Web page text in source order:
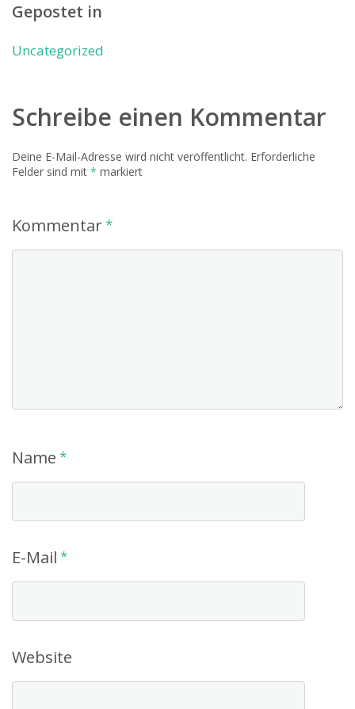
Gepostet in
Uncategorized
Schreibe einen Kommentar
Deine E-Mail-Adresse wird nicht veröffentlicht. Erforderliche
Felder sind mit * markiert
Kommentar*
Name *
E-Mail *
Website